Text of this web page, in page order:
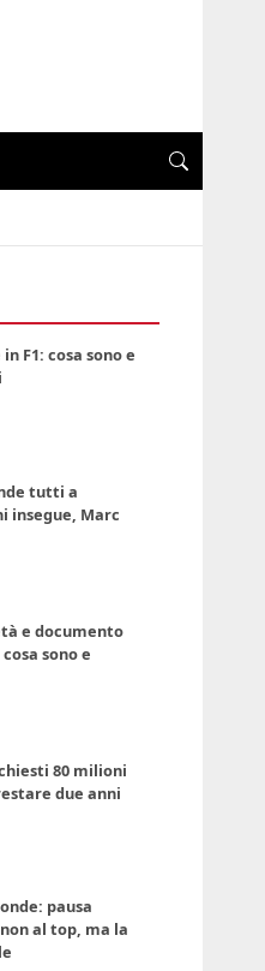
F1: cosa sono e
tutti a
insegue, Marc
e documento
sono e
80 milioni
due anni
pausa
al top, ma la